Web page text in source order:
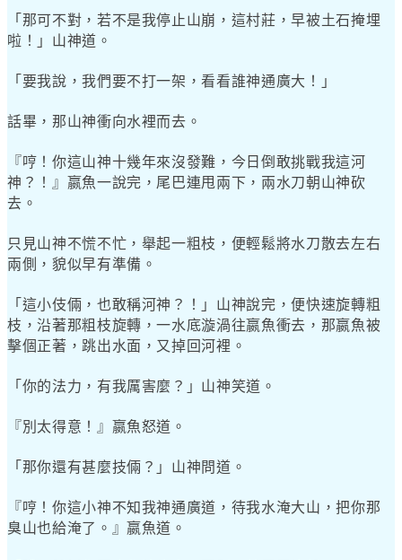
「那可不對，若不是我停止山崩，這村莊，早被土石掩埋
啦！」山神道。
「要我說，我們要不打一架，看看誰神通廣大！」
話畢，那山神衝向水裡而去。
『哼！你這山神十幾年來沒發難，今日倒敢挑戰我這河
神？！』嬴魚一說完，尾巴連甩兩下，兩水刀朝山神砍
去。
只見山神不慌不忙，舉起一粗枝，便輕鬆將水刀散去左右
兩側，貌似早有準備。
「這小伎倆，也敢稱河神？！」山神說完，便快速旋轉粗
枝，沿著那粗枝旋轉，一水底漩渦往嬴魚衝去，那嬴魚被
擊個正著，跳出水面，又掉回河裡。
「你的法力，有我厲害麼？」山神笑道。
『別太得意！』嬴魚怒道。
「那你還有甚麼技倆？」山神問道。
『哼！你這小神不知我神通廣道，待我水淹大山，把你那
臭山也給淹了。』嬴魚道。